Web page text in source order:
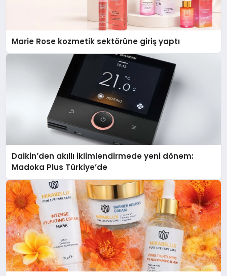
Marie Rose kozmetik sektörüne giriş yaptı
Daikin’den akıllı iklimlendirmede yeni dönem:
Madoka Plus Türkiye’de